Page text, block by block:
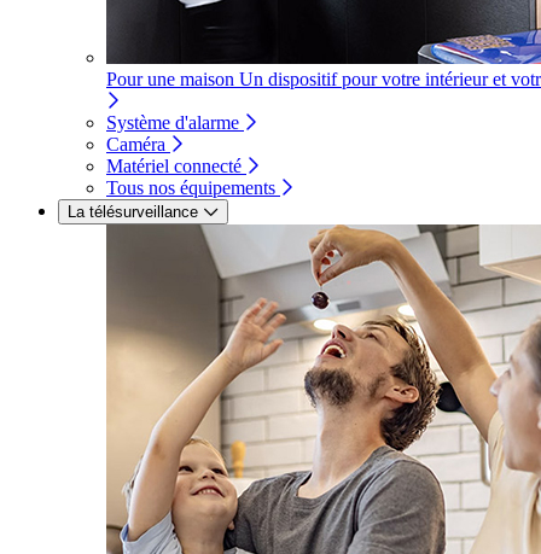
Pour une maison Un dispositif pour votre intérieur et
Système d'alarme
Caméra
Matériel connecté
Tous nos équipements
La télésurveillance